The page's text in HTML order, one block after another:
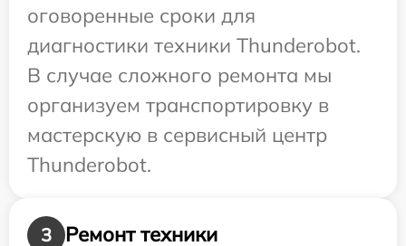
оговоренные сроки для
диагностики техники Thunderobot.
В случае сложного ремонта мы
организуем транспортировку в
мастерскую в сервисный центр
Thunderobot.
3 Ремонт техники